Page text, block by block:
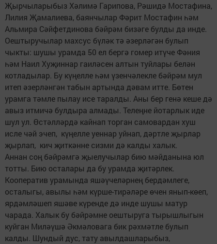
Җырчыларыбыз Хәлимә Гарипова, Рәшидә Мостафина,
Лилия Җамалиева, баянчылар Фәрит Мостафин һәм
Альмира Сәйфетдинова бәйрәм бизәге булды да инде.
Оештыручылар махсус бүләк тә әзерләгән булып
чыкты: шушы урамда 50 ел бергә гомер итүче Фәния
һәм Наил Хуҗиннар гаиләсен алтын туйлары белән
котладылар. Бу күңелле һәм үзенчәлекле бәйрәм мул
итеп әзерләнгән табын артында дәвам итте. Бөтен
урамга тәмле пылау исе таралды. Аны бер генә кеше дә
авыз итмичә булдыра алмады. Телеңне йотарлык иде
шул ул. Өстәлләрдә кайнап торган самовардан хуш
исле чәй эчеп, күңелле уеннар уйнап, дәртле җырлар
җырлап, кич җиткәнне сизми дә калды халык.
Аннан соң бәйрәмгә җыелучылар бию мәйданына юл
тотты. Бию осталары да бу урамда җитәрлек.
Кооператив урамында яшәүчеләрнең бердәмлеге,
осталыгы, авылы һәм күрше-тирәләре өчен янып-көеп,
ярдәмләшеп яшәве күренде дә инде шушы матур
чарада. Халык бу бәйрәмне оештыруга тырышлыгын
куйган Миләүшә Әкмәловага бик рәхмәтле булып
калды. Шундый дус, тату авылдашларыбыз,